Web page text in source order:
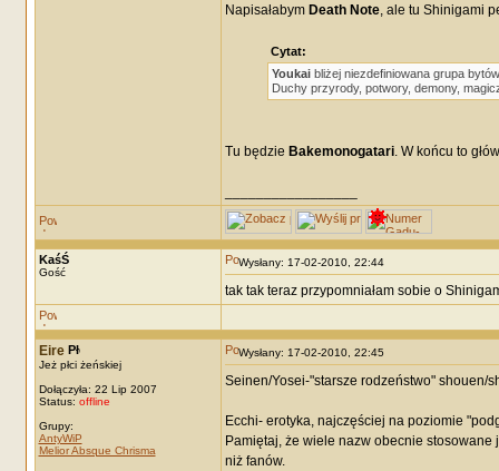
Napisałabym Death Note, ale tu Shinigami
Cytat:
Youkai bliżej niezdefiniowana grupa
Duchy przyrody, potwory, demony,
Tu będzie Bakemonogatari. W końcu to
KaśŚ
Gość
Wysłany: 17-02-2010, 22:44
tak tak teraz przypomniałam sobie o
Eire
Jeż płci żeńskiej
Dołączyła: 22 Lip 2007
Status: offline
Grupy:
AntyWiP
Melior Absque Chrisma
Wysłany: 17-02-2010, 22:45
Seinen/Yosei-"starsze rodzeństwo" shouen/
Ecchi- erotyka, najczęściej na poziomie
Pamiętaj, że wiele nazw obecnie
niż fanów.